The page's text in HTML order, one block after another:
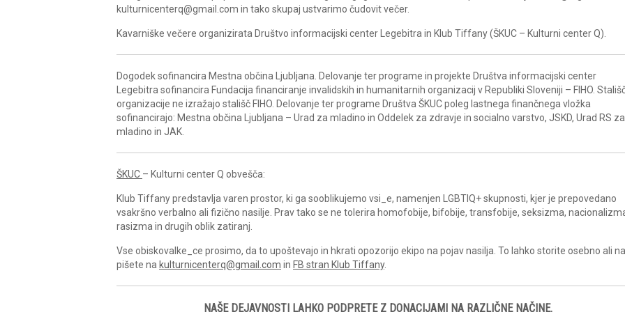
kulturnicenterq@gmail.com in tako skupaj ustvarimo čudovit večer.
Kavarniške večere organizirata Društvo informacijski center Legebitra in Klub Tiffany (ŠKUC – Kulturni center Q).
Dogodek sofinancira Mestna občina Ljubljana. Delovanje ter programe in projekte Društva informacijski center
Legebitra sofinancira Fundacija financiranje invalidskih in humanitarnih organizacij v Republiki Sloveniji – FIHO.
organizacije ne izražajo stališč FIHO. Delovanje ter programe Društva ŠKUC poleg lastnega finančnega vložka
sofinancirajo: Mestna občina Ljubljana – Urad za mladino in Oddelek za zdravje in socialno varstvo, JSKD, Urad RS za
mladino in JAK.
ŠKUC – Kulturni center Q obvešča:
Klub Tiffany predstavlja varen prostor, ki ga sooblikujemo vsi_e, namenjen LGBTIQ+ skupnosti, kjer je prepovedano
vsakršno verbalno ali fizično nasilje. Prav tako se ne tolerira homofobije, bifobije, transfobije, seksizma,
rasizma in drugih oblik zatiranj.
Vse obiskovalke_ce prosimo, da to upoštevajo in hkrati opozorijo ekipo na pojav nasilja. To lahko storite osebno ali
pišete na kulturnicenterq@gmail.com in FB stran Klub Tiffany.
NAŠE DEJAVNOSTI LAHKO PODPRETE Z DONACIJAMI NA RAZLIČNE NAČINE.